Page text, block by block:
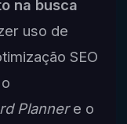
na busca
uso de
SEO
Plannere o